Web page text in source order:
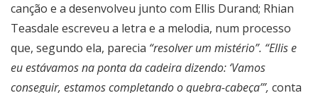
canção e a desenvolveu junto com Ellis Durand; Rhian
Teasdale escreveu a letra e a melodia, num processo
que, segundo ela, parecia “resolver um mistério”. “Ellis e
eu estávamos na ponta da cadeira dizendo: ‘Vamos
conseguir, estamos completando o quebra-cabeça’”, conta